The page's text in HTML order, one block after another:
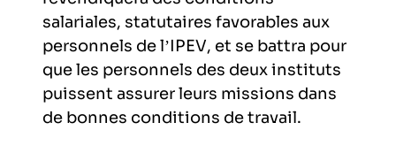
salariales, statutaires favorables aux
personnels de l’IPEV, et se battra pour
que les personnels des deux instituts
puissent assurer leurs missions dans
de bonnes conditions de travail.